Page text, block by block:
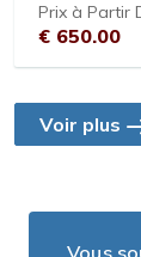
Prix à Partir
€ 650.00
Voir plus
Vous